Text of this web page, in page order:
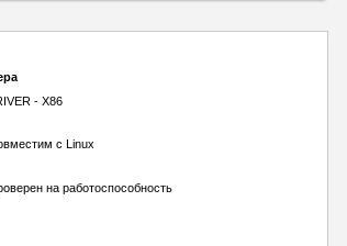
- X86
с Linux
на работоспособность